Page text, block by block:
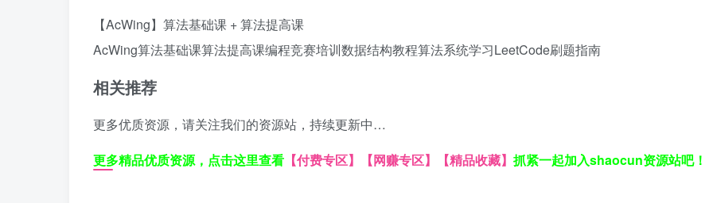
【AcWing】算法基础课 + 算法提高课
AcWing算法基础课算法提高课编程竞赛培训数据结构教程算法系统学习LeetCode刷题指南
相关推荐
更多优质资源，请关注我们的资源站，持续更新中…
更多精品优质资源，点击这里查看 【付费专区】 【网赚专区】 【精品收藏】 抓紧一起加入shaocun资源站吧！